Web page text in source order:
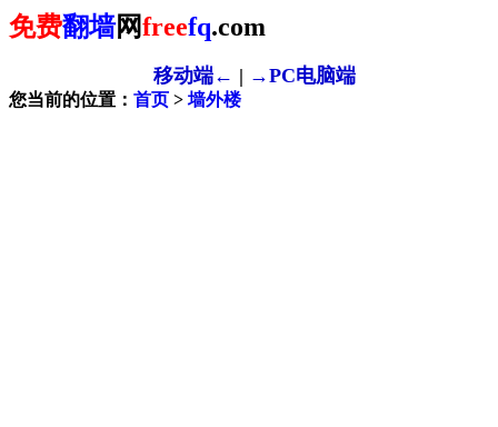
免费翻墙网freefq.com
移动端← | →PC电脑端
您当前的位置： 首页 > 墙外楼